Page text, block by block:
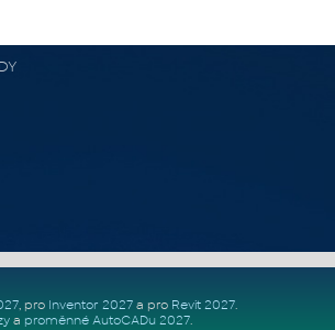
, pro Inventor 2027a pro Revit 2027.
a proměnné AutoCADu 2027.